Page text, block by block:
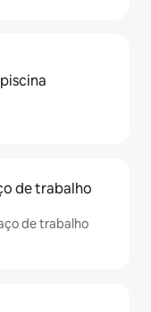
de trabalho
de trabalho